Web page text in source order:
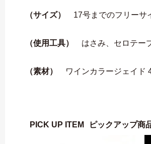
（サイズ） 17号までのフリーサ
（使用工具） はさみ、セロテー
（素材） ワインカラージェイド
PICK UP ITEM ピックアップ商